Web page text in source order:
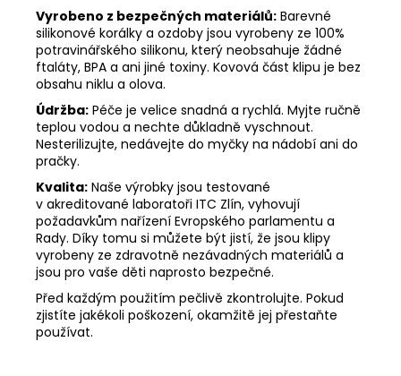
Vyrobeno z bezpečných materiálů: Barevné
silikonové korálky a ozdoby jsou vyrobeny ze 100%
potravinářského silikonu, který neobsahuje žádné
ftaláty, BPA a ani jiné toxiny. Kovová část klipu je bez
obsahu niklu a olova.
Údržba: Péče je velice snadná a rychlá. Myjte ručně
teplou vodou a nechte důkladně vyschnout.
Nesterilizujte, nedávejte do myčky na nádobí ani do
pračky.
Kvalita: Naše výrobky jsou testované
v akreditované laboratoři ITC Zlín, vyhovují
požadavkům nařízení Evropského parlamentu a
Rady. Díky tomu si můžete být jistí, že jsou klipy
vyrobeny ze zdravotně nezávadných materiálů a
jsou pro vaše děti naprosto bezpečné.
Před každým použitím pečlivě zkontrolujte. Pokud
zjistíte jakékoli poškození, okamžitě jej přestaňte
používat.